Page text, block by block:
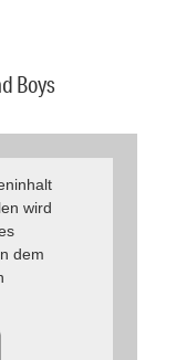
Boys
wird
dem